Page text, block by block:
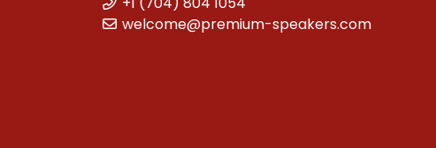
welcome@premium-speakers.com